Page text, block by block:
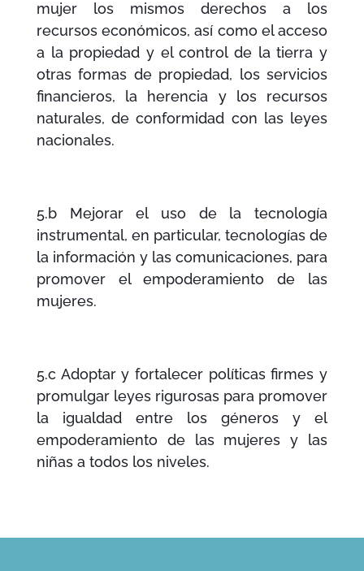
mujer los mismos derechos a los
recursos económicos, así como el acceso
a la propiedad y el control de la tierra y
otras formas de propiedad, los servicios
financieros, la herencia y los recursos
naturales, de conformidad con las leyes
nacionales.
5.b Mejorar el uso de la tecnología
instrumental, en particular, tecnologías de
la información y las comunicaciones, para
promover el empoderamiento de las
mujeres.
5.c Adoptar y fortalecer políticas firmes y
promulgar leyes rigurosas para promover
la igualdad entre los géneros y el
empoderamiento de las mujeres y las
niñas a todos los niveles.